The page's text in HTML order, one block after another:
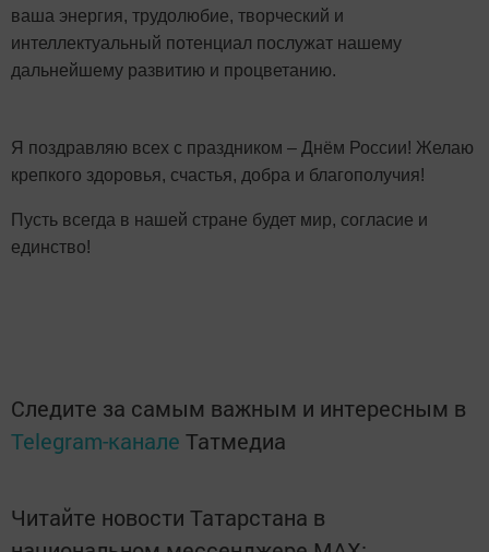
ваша энергия, трудолюбие, творческий и
интеллектуальный потенциал послужат нашему
дальнейшему развитию и процветанию.
Я поздравляю всех с праздником – Днём России! Желаю
крепкого здоровья, счастья, добра и благополучия!
Пусть всегда в нашей стране будет мир, согласие и
единство!
Следите за самым важным и интересным в
Telegram-канале Татмедиа
Читайте новости Татарстана в